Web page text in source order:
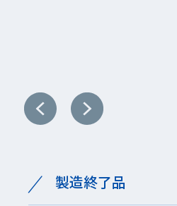
製造終了品